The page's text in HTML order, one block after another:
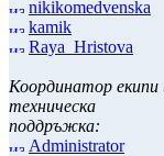
nikikomedvenska
kamik
Raya_Hristova
Координатор екипи
техническа
поддръжка:
Administrator